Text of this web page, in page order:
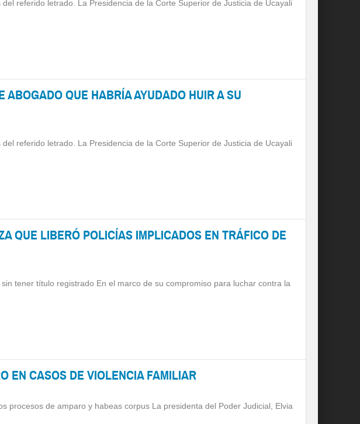
referido letrado. La Presidencia de la Corte Superior de Justicia de Ucayali
QUE HABRÍA AYUDADO HUIR A SU
referido letrado. La Presidencia de la Corte Superior de Justicia de Ucayali
QUE LIBERÓ POLICÍAS IMPLICADOS EN TRÁFICO DE
tener título registrado En el marco de su compromiso para luchar contra la
EN CASOS DE VIOLENCIA FAMILIAR
procesos de amparo y habeas corpus La presidenta del Poder Judicial, Elvia